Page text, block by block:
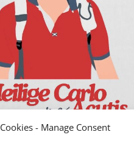
Cookies - Manage Consent